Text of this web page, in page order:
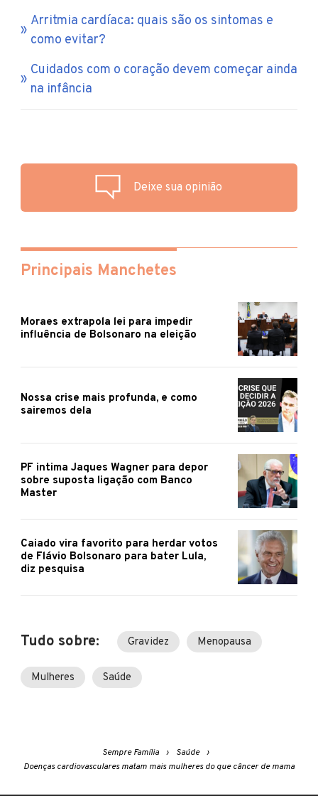
Arritmia cardíaca: quais são os sintomas e
como evitar?
Cuidados com o coração devem começar ainda
na infância
Deixe sua opinião
Principais Manchetes
Moraes extrapola lei para impedir
influência de Bolsonaro na eleição
Nossa crise mais profunda, e como
sairemos dela
PF intima Jaques Wagner para depor
sobre suposta ligação com Banco
Master
Caiado vira favorito para herdar votos
de Flávio Bolsonaro para bater Lula,
diz pesquisa
Tudo sobre: Gravidez Menopausa
Mulheres Saúde
Sempre Família
Saúde
Doenças cardiovasculares matam mais mulheres do que câncer de mama